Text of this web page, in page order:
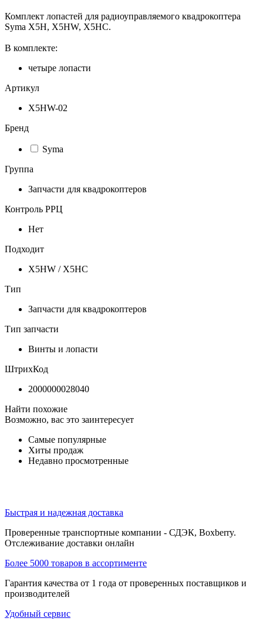
Комплект лопастей для радиоуправляемого квадрокоптера
Syma X5H, X5HW, X5HC.
В комплекте:
четыре лопасти
Артикул
X5HW-02
Бренд
Syma
Группа
Запчасти для квадрокоптеров
Контроль РРЦ
Нет
Подходит
X5HW / X5HC
Тип
Запчасти для квадрокоптеров
Тип запчасти
Винты и лопасти
ШтрихКод
2000000028040
Найти похожие
Возможно, вас это заинтересует
Самые популярные
Хиты продаж
Недавно просмотренные
Быстрая и надежная доставка
Проверенные транспортные компании - СДЭК, Boxberry.
Отслеживание доставки онлайн
Более 5000 товаров в ассортименте
Гарантия качества от 1 года от проверенных поставщиков и
производителей
Удобный сервис